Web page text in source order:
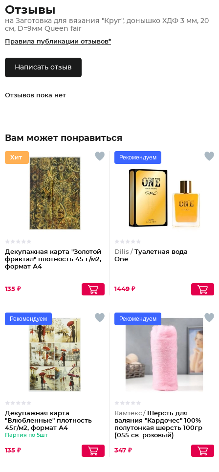
Отзывы
на Заготовка для вязания "Круг", донышко ХДФ 3 мм, 20
см, D=9мм Queen fair
Правила публикации отзывов*
Написать отзыв
Отзывов пока нет
Вам может понравиться
Декупажная карта "Золотой
фрактал" плотность 45 г/м2,
формат А4
135 ₽
Рекомендуем
Dilis / Туалетная вода
One
1449 ₽
Рекомендуем
Декупажная карта
"Влюбленные" плотность
45г/м2, формат А4
Партия по 5шт
135 ₽
Рекомендуем
Камтекс / Шерсть для
валяния "Кардочес" 100%
полутонкая шерсть 100гр
(055 св. розовый)
347 ₽